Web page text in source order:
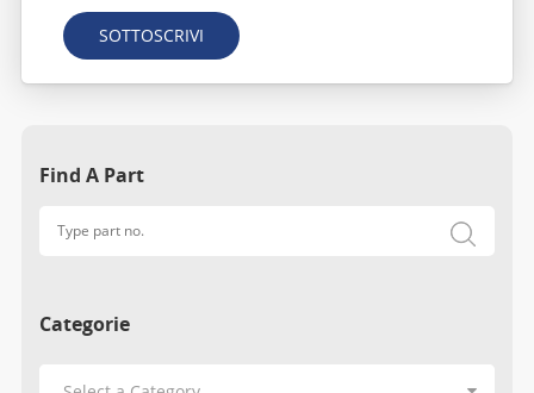
SOTTOSCRIVI
Find A Part
Categorie